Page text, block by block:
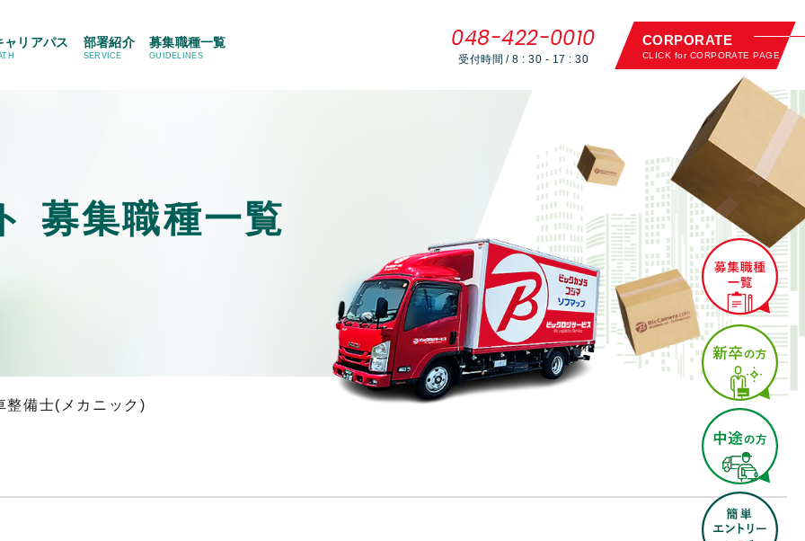
ャリアパス 部署紹介
SERVICE
募集職種一覧
GUIDELINES
048-422-0010
受付時間 / 8 : 30 - 17 : 30
CORPORATE
CLICK for CORPORATE PAGE
募集職種一覧
整備士(メカニック)